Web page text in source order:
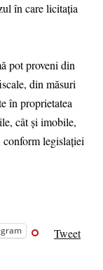
în care licitația
pot proveni din
din măsuri
în proprietatea
cât și imobile,
legislației
Tweet